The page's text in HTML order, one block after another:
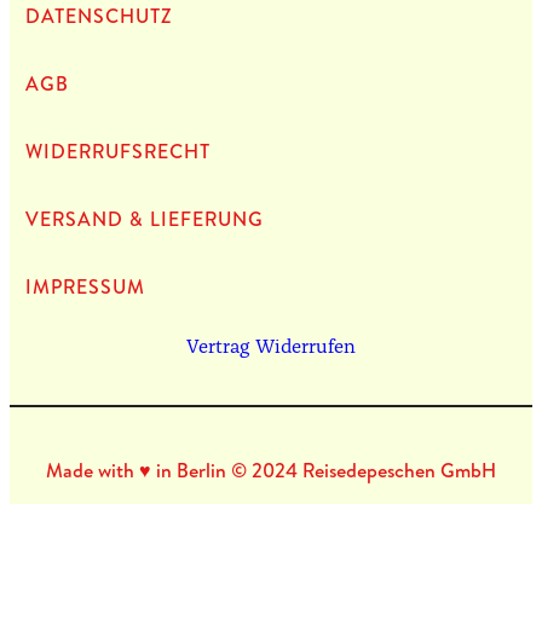
DATEN­SCHUTZ
AGB
WIDERRUFSRECHT
VERSAND & LIEFERUNG
IMPRES­SUM
Vertrag Widerrufen
Made with ♥ in Berlin © 2024 Reisedepeschen GmbH